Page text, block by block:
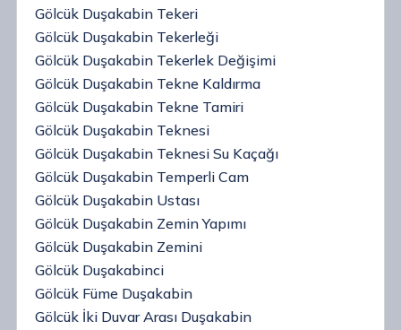
Gölcük Duşakabin Tekeri
Gölcük Duşakabin Tekerleği
Gölcük Duşakabin Tekerlek Değişimi
Gölcük Duşakabin Tekne Kaldırma
Gölcük Duşakabin Tekne Tamiri
Gölcük Duşakabin Teknesi
Gölcük Duşakabin Teknesi Su Kaçağı
Gölcük Duşakabin Temperli Cam
Gölcük Duşakabin Ustası
Gölcük Duşakabin Zemin Yapımı
Gölcük Duşakabin Zemini
Gölcük Duşakabinci
Gölcük Füme Duşakabin
Gölcük İki Duvar Arası Duşakabin